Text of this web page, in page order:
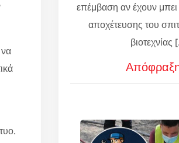
να
επέμβαση αν έχουν μπει
αποχέτευσης του
βιοτεχνίας